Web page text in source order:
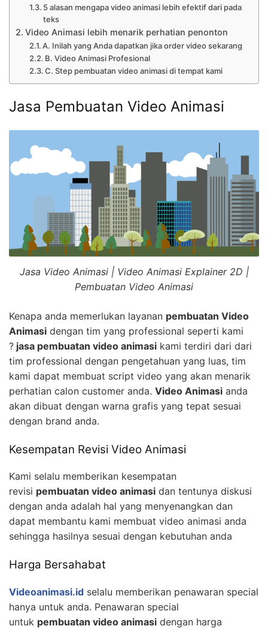
5 alasan mengapa video animasi lebih efektif dari pada
teks
Video Animasi lebih menarik perhatian penonton
A. Inilah yang Anda dapatkan jika order video sekarang
B. Video Animasi Profesional
C. Step pembuatan video animasi di tempat kami
Jasa Pembuatan Video Animasi
Jasa Video Animasi | Video Animasi Explainer 2D |
Pembuatan Video Animasi
Kenapa anda memerlukan layanan pembuatan Video
Animasi dengan tim yang professional seperti kami
? jasa pembuatan video animasi kami terdiri dari dari
tim professional dengan pengetahuan yang luas, tim
kami dapat membuat script video yang akan menarik
perhatian calon customer anda. Video Animasi anda
akan dibuat dengan warna grafis yang tepat sesuai
dengan brand anda.
Kesempatan Revisi Video Animasi
Kami selalu memberikan kesempatan
revisi pembuatan video animasi dan tentunya diskusi
dengan anda adalah hal yang menyenangkan dan
dapat membantu kami membuat video animasi anda
sehingga hasilnya sesuai dengan kebutuhan anda
Harga Bersahabat
Videoanimasi.id selalu memberikan penawaran special
hanya untuk anda. Penawaran special
untuk pembuatan video animasi dengan harga